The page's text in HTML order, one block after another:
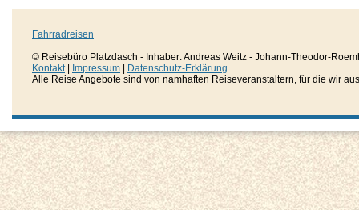
Fahrradreisen
© Reisebüro Platzdasch - Inhaber: Andreas Weitz - Johann-Theodor-
Kontakt| Impressum
Datenschutz-Erklärung
Alle Reise Angebote sind von namhaften Reiseveranstaltern, für die wir